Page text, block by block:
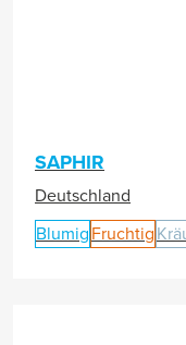
SAPHIR
Deutschland
Blumig Fruchtig